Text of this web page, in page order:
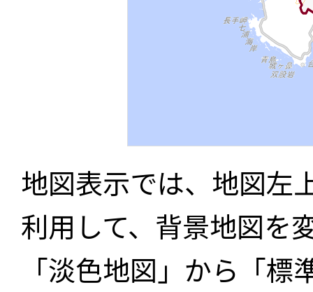
地図表示では、地図左
利用して、背景地図を
「淡色地図」から「